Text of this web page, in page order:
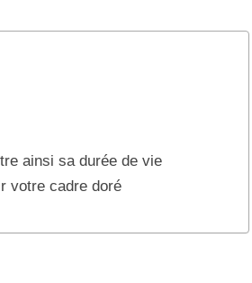
ainsi sa durée de vie
votre cadre doré